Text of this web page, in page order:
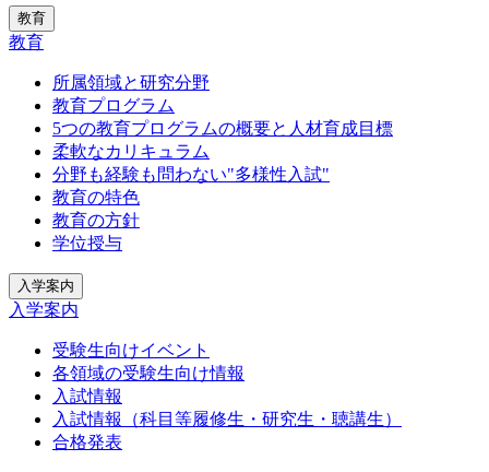
教育
教育
所属領域と研究分野
教育プログラム
5つの教育プログラムの概要と人材育成目標
柔軟なカリキュラム
分野も経験も問わない"多様性入試"
教育の特色
教育の方針
学位授与
入学案内
入学案内
受験生向けイベント
各領域の受験生向け情報
入試情報
入試情報（科目等履修生・研究生・聴講生）
合格発表